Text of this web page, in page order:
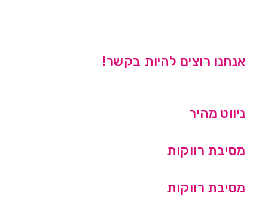
אנחנו רוצים להיות בקשר!
ניווט מהיר
מסיבת רווקות
מסיבת רווקות